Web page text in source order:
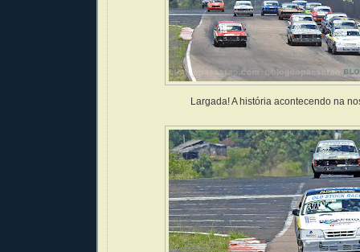
Largada! A história acontecendo na